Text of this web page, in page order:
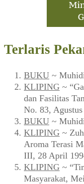
Terlaris
BUKU ~
KLIPING ~
dan Fasilitas
No. 83,
BUKU ~
KLIPING ~
Aroma Terasi
III, 28 April
KLIPING ~
Masyarakat,